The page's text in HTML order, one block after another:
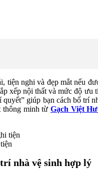
tiện nghi và đẹp mắt nếu
xếp nội thất và mức độ ưu
giúp bạn cách bố trí
thông minh từ Gạch Việt
nhà vệ sinh hợp lý